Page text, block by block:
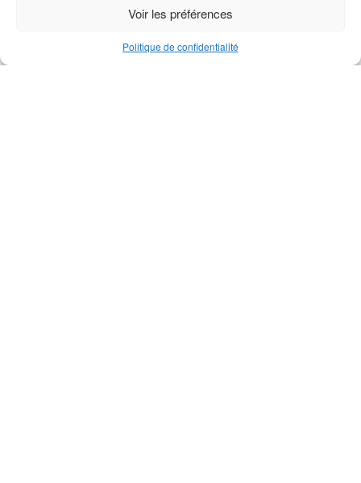
Voir les préférences
Politique de confidentialité
Voir le produit